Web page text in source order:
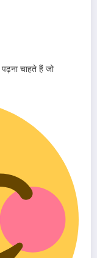
पढ़ना चाहते हैं जो